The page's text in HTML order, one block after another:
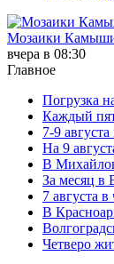
Мозаики
вчера в 08:30
Главное
Погрузка
Каждый
7-9
На 9
В
За месяц в
7 августа
В
Четверо